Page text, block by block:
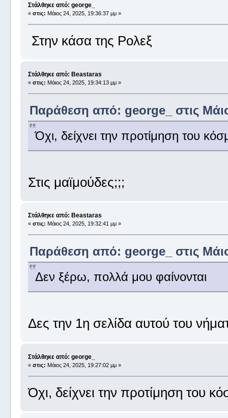
Στάλθηκε από: george_
« στις: Μάιος 24, 2025, 19:36:37 μμ »
Στην κάσα της Ρολεξ
Στάλθηκε από: Beastaras
« στις: Μάιος 24, 2025, 19:34:13 μμ »
Παράθεση από: george_ στις
Όχι, δείχνει την προτίμηση του
Στις μαϊμούδες;;;
Στάλθηκε από: Beastaras
« στις: Μάιος 24, 2025, 19:32:41 μμ »
Παράθεση από: george_ στις
Δεν ξέρω, πολλά μου φαίνονται
Δες την 1η σελίδα αυτού του
Στάλθηκε από: george_
« στις: Μάιος 24, 2025, 19:27:02 μμ »
Όχι, δείχνει την προτίμηση του